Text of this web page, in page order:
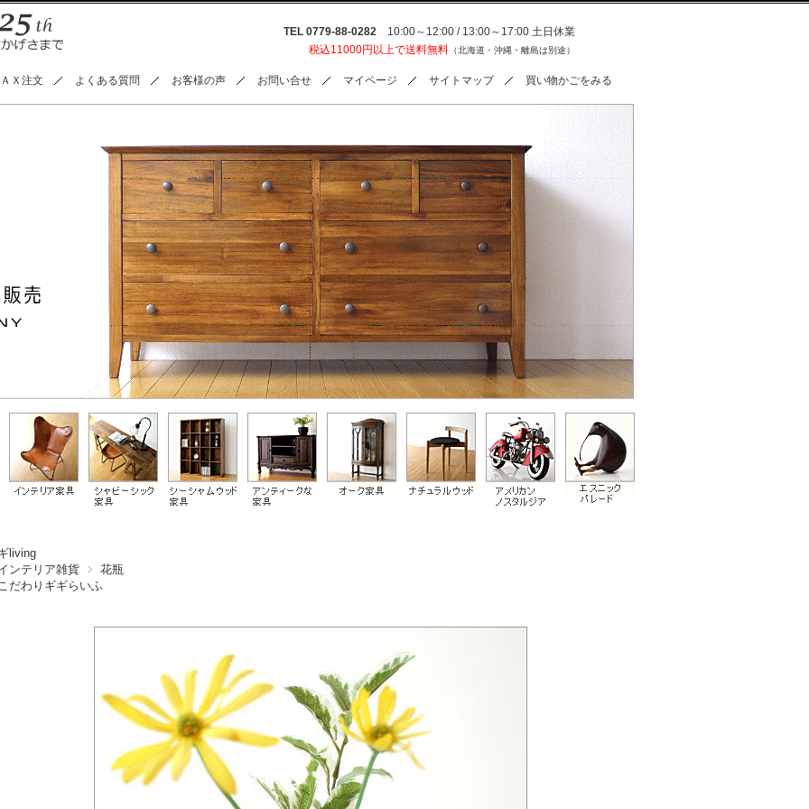
TEL 0779-88-0282 10:00～12:00 / 13:00～17:00 土日休業
税込11000円以上で送料無料 （北海道・沖縄・離島は別途）
Ｘ注文 よくある質問 お客様の声 お問い合せ マイページ サイトマップ 買い物かごをみる
living
ンテリア雑貨
花瓶
だわりギギらいふ